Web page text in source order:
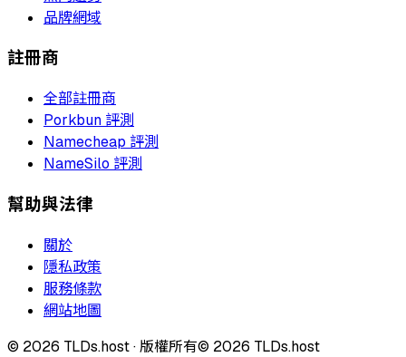
品牌網域
註冊商
全部註冊商
Porkbun 評測
Namecheap 評測
NameSilo 評測
幫助與法律
關於
隱私政策
服務條款
網站地圖
© 2026 TLDs.host ·版權所有© 2026 TLDs.host